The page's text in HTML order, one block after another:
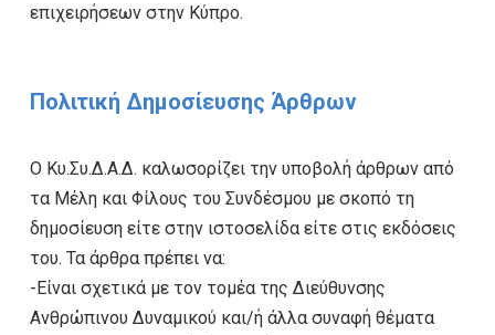
επιχειρήσεων στην Κύπρο.
Πολιτική Δημοσίευσης Άρθρων
Ο Κυ.Συ.Δ.Α.Δ. καλωσορίζει την υποβολή άρθρων από
τα Μέλη και Φίλους του Συνδέσμου με σκοπό τη
δημοσίευση είτε στην ιστοσελίδα είτε στις εκδόσεις
του. Τα άρθρα πρέπει να:
-Είναι σχετικά με τον τομέα της Διεύθυνσης
Ανθρώπινου Δυναμικού και/ή άλλα συναφή θέματα